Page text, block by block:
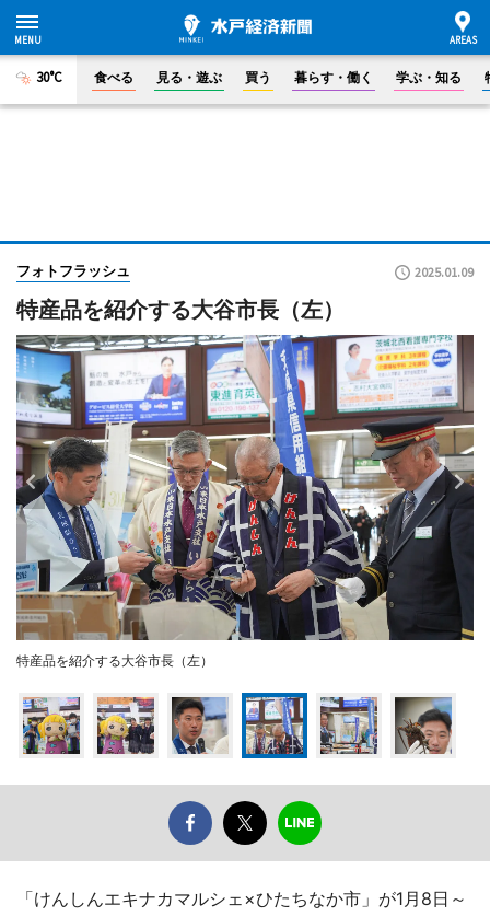
30°C 食べる 見る・遊ぶ 買う 暮らす・働く 学ぶ・知る
フォトフラッシュ 2025.01.09
特産品を紹介する大谷市長（左）
特産品を紹介する大谷市長（左）
「けんしんエキナカマルシェ×ひたちなか市」が1月8日～